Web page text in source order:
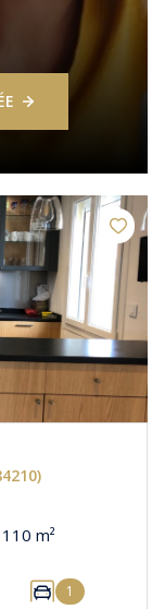
Villa 5 pièce(s) 3 chambre(s) 110 m²
1